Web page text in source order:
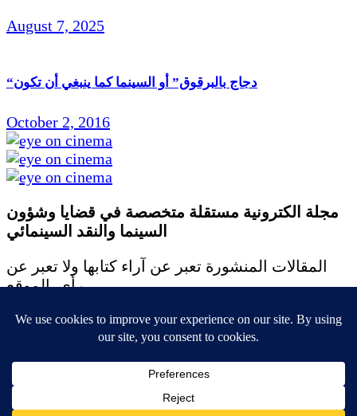
August 7, 2025
“دجاج بالبرقوق” أو السينما كما ينبغي أن تكون
October 2, 2016
مجلة الكترونية مستقلة متخصصة في قضايا وشؤون
السينما والنقد السينمائي
المقالات المنشورة تعبر عن آراء كتابها ولا تعبر عن
رأي الموقع
جميع الحقوق محفوظة ولا يسمح بإعادة نشر أي مادة
من المواد المنشورة في هذا الموقع إلا بعد الحصول
على تصريح مكتوب من الناشر/ رئيس التحرير
email: